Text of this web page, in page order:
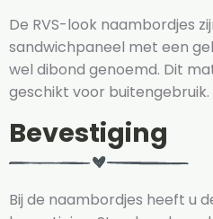
De RVS-look naambordjes
sandwichpaneel met een
wel dibond genoemd. Dit
geschikt voor buitengebruik.
Bevestiging
Bij de naambordjes heeft u